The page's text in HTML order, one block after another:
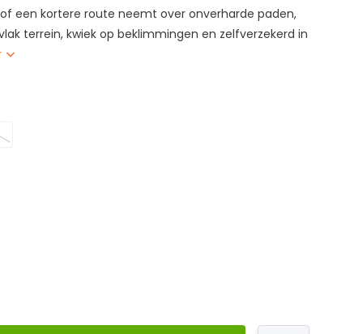
een kortere route neemt over onverharde paden,
terrein, kwiek op beklimmingen en zelfverzekerd in